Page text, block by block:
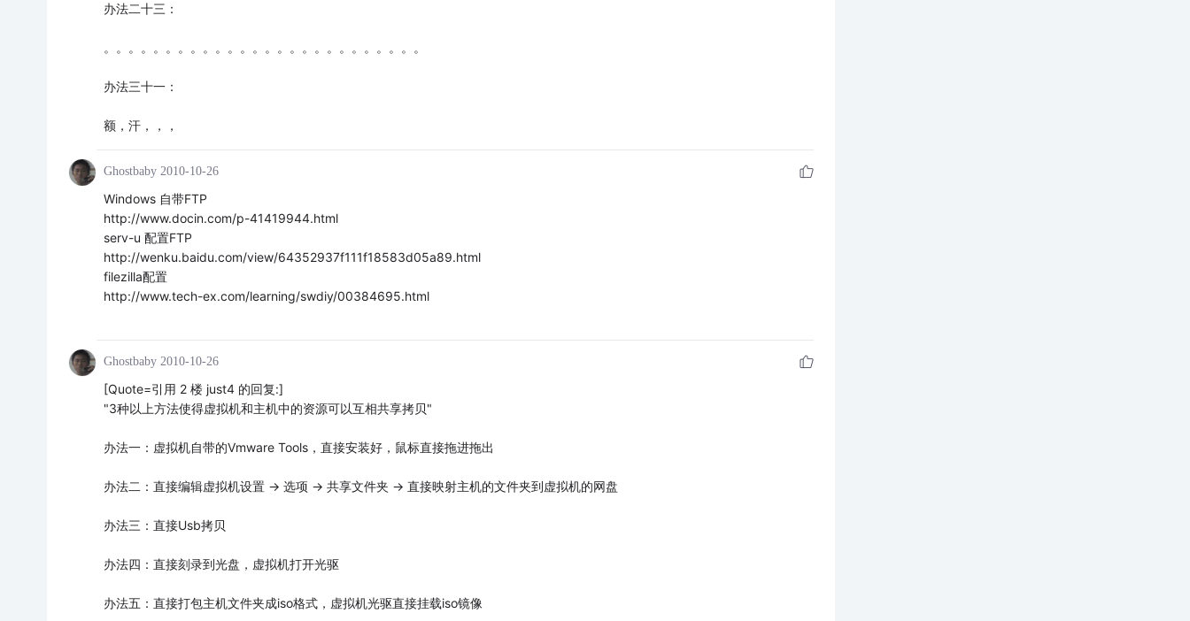
办法二十三：
。。。。。。。。。。。。。。。。。。。。。。。。。。
办法三十一：
额，汗，，，
Ghostbaby 2010-10-26
Windows 自带FTP
http://www.docin.com/p-41419944.html
serv-u 配置FTP
http://wenku.baidu.com/view/64352937f111f18583d05a89.html
filezilla配置
http://www.tech-ex.com/learning/swdiy/00384695.html
Ghostbaby 2010-10-26
[Quote=引用 2 楼 just4 的回复:]
"3种以上方法使得虚拟机和主机中的资源可以互相共享拷贝"
办法一：虚拟机自带的Vmware Tools，直接安装好，鼠标直接拖进拖出
办法二：直接编辑虚拟机设置 -> 选项 -> 共享文件夹 -> 直接映射主机的文件夹到虚拟机的网盘
办法三：直接Usb拷贝
办法四：直接刻录到光盘，虚拟机打开光驱
办法五：直接打包主机文件夹成iso格式，虚拟机光驱直接挂载iso镜像